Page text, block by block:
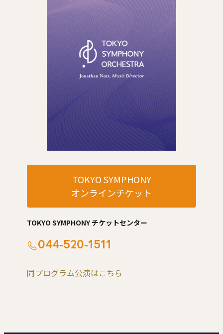
TOKYO SYMPHONY
オンラインチケット
TOKYO SYMPHONY チケットセンター
044-520-1511
同プログラム公演はこちら